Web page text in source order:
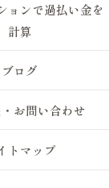
ョンで過払い金を
計算
ブログ
お問い合わせ
トマップ